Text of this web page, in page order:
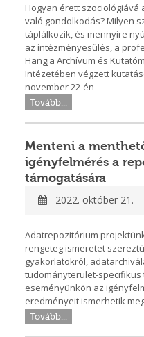
Hogyan érett szociológiává
való gondolkodás? Milyen
táplálkozik, és mennyire
az intézményesülés, a
Hangja Archívum és
Intézetében végzett
november 22-én
Tovább...
Menteni a
igényfelmérés a
támogatására
2022. október 21.
Adatrepozitórium
rengeteg ismeretet
gyakorlatokról,
tudományterület-specifikus
eseményünkön az
eredményeit ismerhetik
Tovább...